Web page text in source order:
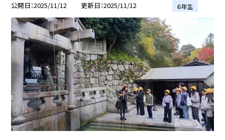
公開日 2025/11/12 更新日 2025/11/12 ６年生